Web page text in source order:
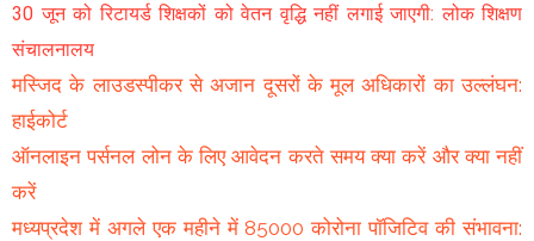
30 जून को रिटायर्ड शिक्षकों को वेतन वृद्धि नहीं लगाई जाएगी: लोक शिक्षण
संचालनालय
मस्जिद के लाउडस्पीकर से अजान दूसरों के मूल अधिकारों का उल्लंघन:
हाईकोर्ट
ऑनलाइन पर्सनल लोन के लिए आवेदन करते समय क्या करें और क्या नहीं
करें
मध्यप्रदेश में अगले एक महीने में 85000 कोरोना पॉजिटिव की संभावना: